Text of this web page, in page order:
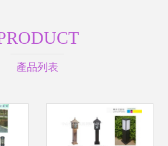
產品列表